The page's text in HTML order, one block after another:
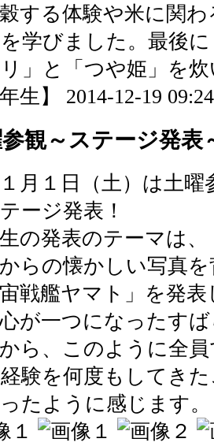
する体験や米に関
学びました。最後
」と「つや姫」を
年生】 2014-12-19
観～ステージ発表
月１日（土）は土曜
ージ発表！
の発表のテーマは
らの懐かしい写真
宙戦艦ヤマト」を発
が一つになったす
ら、このように全
験を何度もしてき
たように感じます。